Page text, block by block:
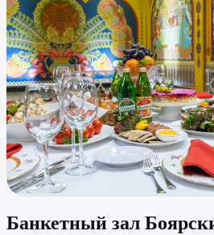
Банкетный зал